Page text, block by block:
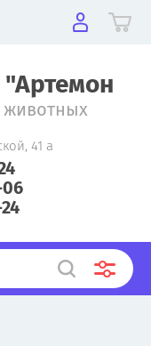
"Артемон
животных
41 а